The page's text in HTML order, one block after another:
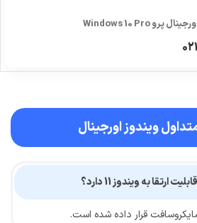
ویندوز اورجینال
قرار داده شده است.